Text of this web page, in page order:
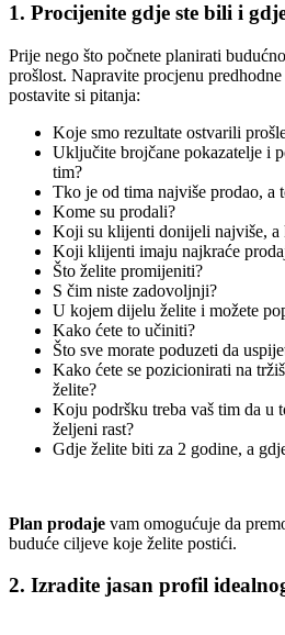
1. Procijenite gdje ste bili i
Prije nego što počnete planirati
prošlost. Napravite procjenu
postavite si pitanja:
Koje smo rezultate ostvarili
Uključite brojčane pokazatelje i
tim?
Tko je od tima najviše prodao, a
Kome su prodali?
Koji su klijenti donijeli najviše, a
Koji klijenti imaju najkraće
Što želite promijeniti?
S čim niste zadovoljnji?
U kojem dijelu želite i možete
Kako ćete to učiniti?
Što sve morate poduzeti da
Kako ćete se pozicionirati na
želite?
Koju podršku treba vaš tim da u
željeni rast?
Gdje želite biti za 2 godine, a
Plan prodaje vam omogućuje da
buduće ciljeve koje želite postići.
2. Izradite jasan profil